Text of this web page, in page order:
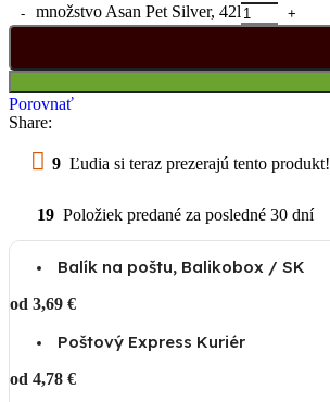
množstvo Asan Pet Silver, 42l
Porovnať
Share:
9 Ľudia si teraz prezerajú tento produkt!
19 Položiek predané za posledné 30 dní
Balík na poštu, Balikobox / SK
od 3,69 €
Poštový Express Kuriér
od 4,78 €